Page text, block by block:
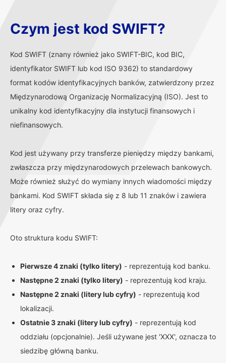
Czym jest kod SWIFT?
Kod SWIFT (znany również jako SWIFT-BIC, kod BIC,
identyfikator SWIFT lub kod ISO 9362) to standardowy
format kodów identyfikacyjnych banków, zatwierdzony przez
Międzynarodową Organizację Normalizacyjną (ISO). Jest to
unikalny kod identyfikacyjny dla instytucji finansowych i
niefinansowych.
Kod jest używany przy transferze pieniędzy między bankami,
zwłaszcza przy międzynarodowych przelewach bankowych.
Może również służyć do wymiany innych wiadomości między
bankami. Kod SWIFT składa się z 8 lub 11 znaków i zawiera
litery oraz cyfry.
Oto struktura kodu SWIFT:
Pierwsze 4 znaki (tylko litery) - reprezentują kod banku.
Następne 2 znaki (tylko litery) - reprezentują kod kraju.
Następne 2 znaki (litery lub cyfry) - reprezentują kod
lokalizacji.
Ostatnie 3 znaki (litery lub cyfry) - reprezentują kod
oddziału (opcjonalnie). Jeśli używane jest 'XXX', oznacza to
siedzibę główną banku.